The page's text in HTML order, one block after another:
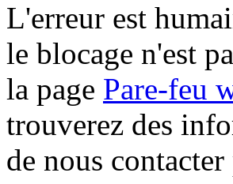
L'erreur est
le blocage n'est
la page Pare-feu
trouverez des
de nous